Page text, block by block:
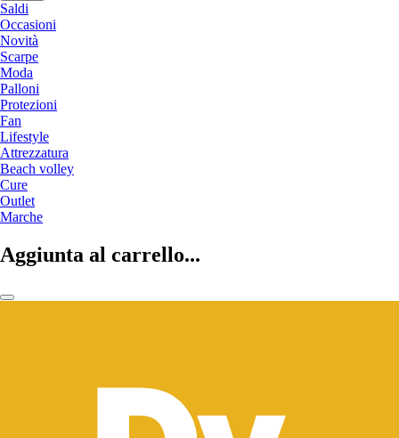
Saldi
Occasioni
Novità
Scarpe
Moda
Palloni
Protezioni
Fan
Lifestyle
Attrezzatura
Beach volley
Cure
Outlet
Marche
Aggiunta al carrello...